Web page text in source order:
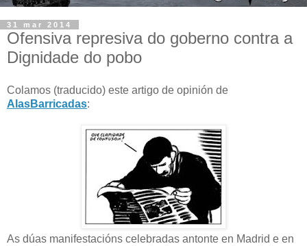
31 mar 2014
Ofensiva represiva do goberno contra a
Dignidade do pobo
Colamos (traducido) este artigo de opinión de
AlasBarricadas:
As dúas manifestacións celebradas antonte en Madrid e en